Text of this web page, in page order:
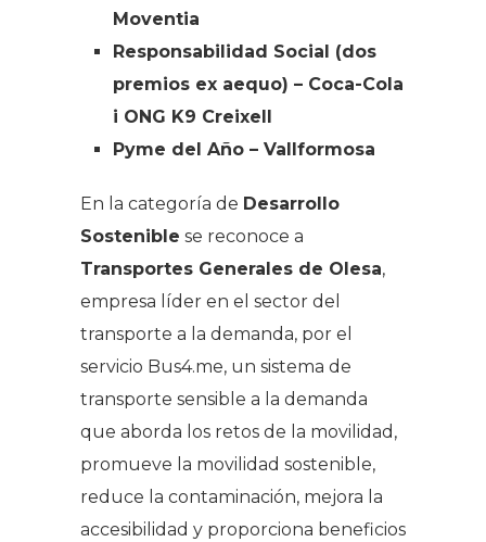
Moventia
Responsabilidad Social (dos
premios ex aequo) – Coca-Cola
i ONG K9 Creixell
Pyme del Año – Vallformosa
En la categoría de Desarrollo
Sostenible se reconoce a
Transportes Generales de Olesa,
empresa líder en el sector del
transporte a la demanda, por el
servicio Bus4.me, un sistema de
transporte sensible a la demanda
que aborda los retos de la movilidad,
promueve la movilidad sostenible,
reduce la contaminación, mejora la
accesibilidad y proporciona beneficios